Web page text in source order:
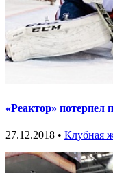
«Реактор» потерпел
27.12.2018 • Клубная